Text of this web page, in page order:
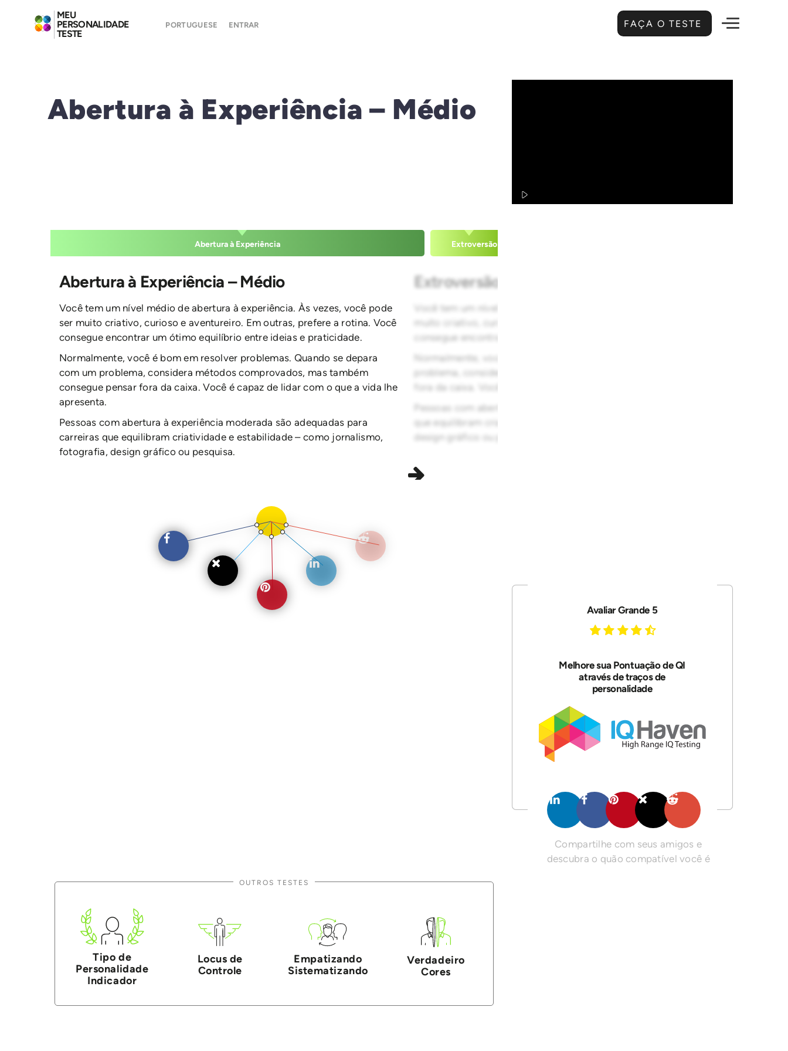
MEU
PERSONALIDADE
TESTE
PORTUGUESE ENTRAR FAÇA O TESTE
Abertura à Experiência – Médio
Abertura à Experiência Extroversão
Abertura à Experiência – Médio
Você tem um nível médio de abertura à experiência. Às vezes, você pode
ser muito criativo, curioso e aventureiro. Em outras, prefere a rotina. Você
consegue encontrar um ótimo equilíbrio entre ideias e praticidade.
Normalmente, você é bom em resolver problemas. Quando se depara
com um problema, considera métodos comprovados, mas também
consegue pensar fora da caixa. Você é capaz de lidar com o que a vida lhe
apresenta.
Pessoas com abertura à experiência moderada são adequadas para
carreiras que equilibram criatividade e estabilidade – como jornalismo,
fotografia, design gráfico ou pesquisa.
Extroversão Abertura à Experiência – Médio
Você tem um nível médio de abertura à experiência. Às vezes, você pode ser
muito criativo, curioso e aventureiro. Em outras, prefere a rotina. Você
consegue encontrar um ótimo equilíbrio entre ideias e praticidade.
Normalmente, você é bom em resolver problemas. Quando se depara com um
problema, considera métodos comprovados, mas também consegue pensar
fora da caixa. Você é capaz de lidar com o que a vida lhe apresenta.
Pessoas com abertura à experiência moderada são adequadas para carreiras
que equilibram criatividade e estabilidade – como jornalismo, fotografia,
design gráfico ou pesquisa.
Avaliar Grande 5
Melhore sua Pontuação de QI
através de traços de
personalidade
Compartilhe com seus amigos e
descubra o quão compatível você é
OUTROS TESTES
Tipo de
Personalidade
Indicador
Locus de
Controle
Empatizando
Sistematizando
Verdadeiro
Cores